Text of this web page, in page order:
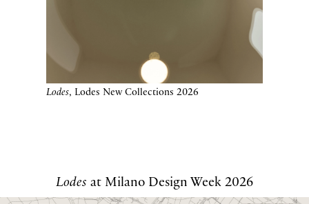
Lodes, Lodes New Collections 2026
Lodes at Milano Design Week 2026